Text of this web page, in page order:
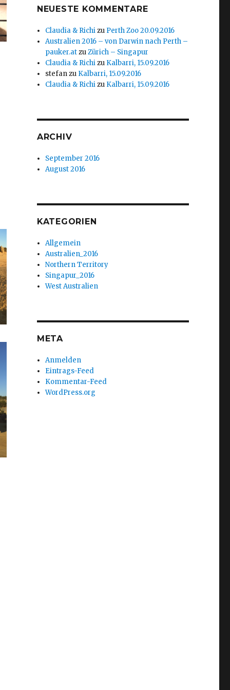
NEUESTE KOMMENTARE
Claudia & Richizu Perth Zoo 20.09.2016
Australien 2016 – von Darwin nach Perth –
pauker.atzuZürich – Singapur
Claudia & Richizu Kalbarri, 15.09.2016
stefanzu Kalbarri, 15.09.2016
Claudia & Richizu Kalbarri, 15.09.2016
ARCHIV
September 2016
August 2016
KATEGORIEN
Allgemein
Australien_2016
Northern Territory
Singapur_2016
West Australien
META
Anmelden
Eintrags-Feed
Kommentar-Feed
WordPress.org